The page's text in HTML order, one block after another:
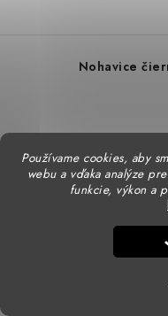
Používame cookies, aby
webu a vďaka analýze
funkcie, výkon a
Nohavice